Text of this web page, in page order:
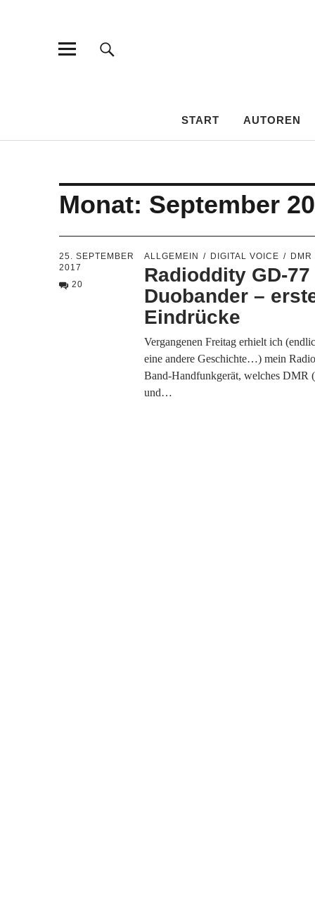
START AUTOREN
Monat: September
25. SEPTEMBER
2017
20
ALLGEMEIN DIGITAL VOICE DMR
Radioddity GD-77
Duobander –
Eindrücke
Vergangenen Freitag erhielt ich
eine andere Geschichte…) mein
Band-Handfunkgerät, welches DMR
und…